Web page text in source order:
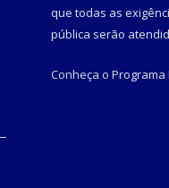
que todas as
pública serão
Conheça o Programa